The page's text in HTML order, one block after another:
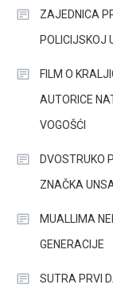
ZAJEDNICA
POLICIJSKOJ
FILM O
AUTORICE
VOGOŠĆI
DVOSTRUKO
ZNAČKA
MUALLIMA
GENERACIJE
SUTRA PRVI